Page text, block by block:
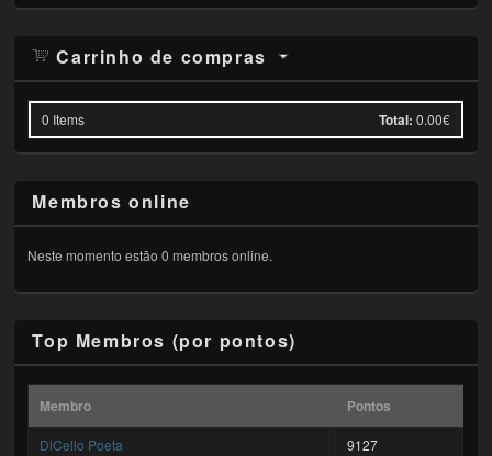
Carrinho de compras
0 Items Total: 0.00€
Membros online
Neste momento estão 0 membros online.
Top Membros (por pontos)
Membro Pontos
DiCello Poeta
9127